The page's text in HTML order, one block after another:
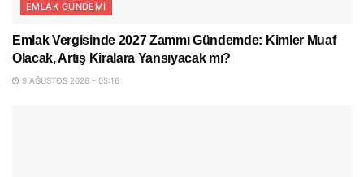
EMLAK GÜNDEMI
Emlak Vergisinde 2027 Zammı Gündemde: Kimler Muaf
Olacak, Artış Kiralara Yansıyacak mı?
9 AĞUSTOS 2026 - 05:16